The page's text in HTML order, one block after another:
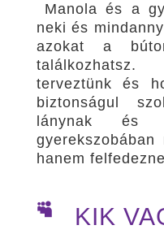
Manola és a
neki és
azokat a
terveztünk és
biztonságul
lánynak és
hanem

KIK